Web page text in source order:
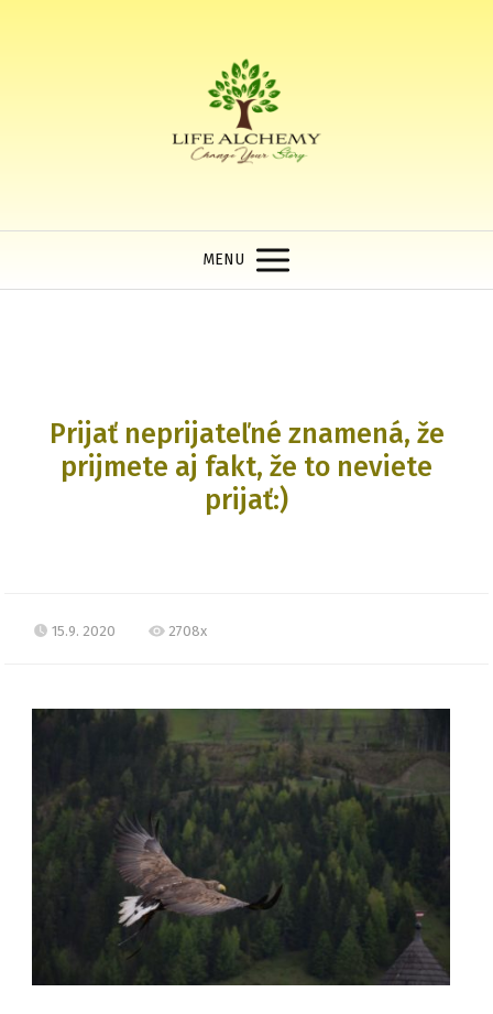
MENU
Prijať neprijateľné znamená, že
prijmete aj fakt, že to neviete
prijať:)
15.9. 2020 2708x